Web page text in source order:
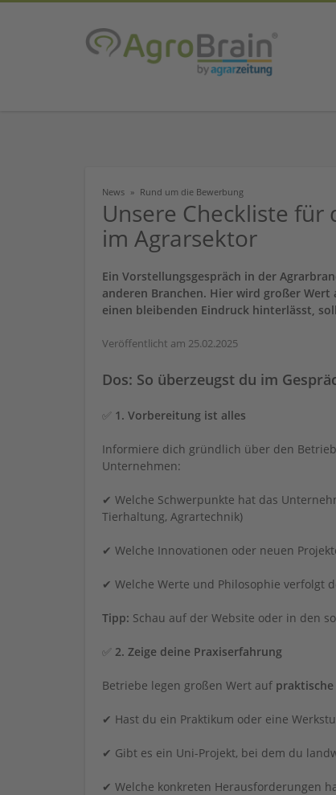
News Rund um die Bewerbung
Unsere Checkliste für
im Agrarsektor
Ein Vorstellungsgespräch in der
anderen Branchen. Hier wird großer
einen bleibenden Eindruck hinterlässt,
Veröffentlicht am 25.02.2025
Dos: So überzeugst du im
✅ 1. Vorbereitung ist alles
Informiere dich gründlich über den
Unternehmen:
✔ Welche Schwerpunkte hat das
Tierhaltung, Agrartechnik)
✔ Welche Innovationen oder neuen
✔ Welche Werte und Philosophie verfolgt
Tipp: Schau auf der Website oder in den
✅ 2. Zeige deine Praxiserfahrung
Betriebe legen großen Wert auf
✔ Hast du ein Praktikum oder eine
✔ Gibt es ein Uni-Projekt, bei dem du
✔ Welche konkreten Herausforderungen